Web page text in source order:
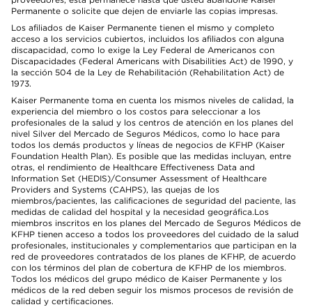
Permanente o solicite que dejen de enviarle las copias impresas.
Los afiliados de Kaiser Permanente tienen el mismo y completo
acceso a los servicios cubiertos, incluidos los afiliados con alguna
discapacidad, como lo exige la Ley Federal de Americanos con
Discapacidades (Federal Americans with Disabilities Act) de 1990, y
la sección 504 de la Ley de Rehabilitación (Rehabilitation Act) de
1973.
Kaiser Permanente toma en cuenta los mismos niveles de calidad, la
experiencia del miembro o los costos para seleccionar a los
profesionales de la salud y los centros de atención en los planes del
nivel Silver del Mercado de Seguros Médicos, como lo hace para
todos los demás productos y líneas de negocios de KFHP (Kaiser
Foundation Health Plan). Es posible que las medidas incluyan, entre
otras, el rendimiento de Healthcare Effectiveness Data and
Information Set (HEDIS)/Consumer Assessment of Healthcare
Providers and Systems (CAHPS), las quejas de los
miembros/pacientes, las calificaciones de seguridad del paciente, las
medidas de calidad del hospital y la necesidad geográfica.Los
miembros inscritos en los planes del Mercado de Seguros Médicos de
KFHP tienen acceso a todos los proveedores del cuidado de la salud
profesionales, institucionales y complementarios que participan en la
red de proveedores contratados de los planes de KFHP, de acuerdo
con los términos del plan de cobertura de KFHP de los miembros.
Todos los médicos del grupo médico de Kaiser Permanente y los
médicos de la red deben seguir los mismos procesos de revisión de
calidad y certificaciones.